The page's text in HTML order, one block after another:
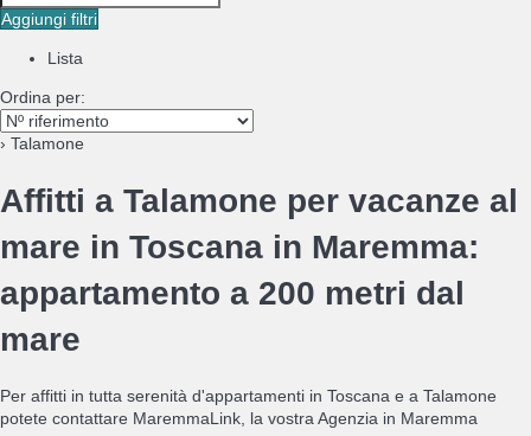
Aggiungi filtri
Lista
Ordina per:
› Talamone
Affitti a Talamone per vacanze al
mare in Toscana in Maremma:
appartamento a 200 metri dal
mare
Per affitti in tutta serenità d'appartamenti in Toscana e a Talamone
potete contattare MaremmaLink, la vostra Agenzia in Maremma